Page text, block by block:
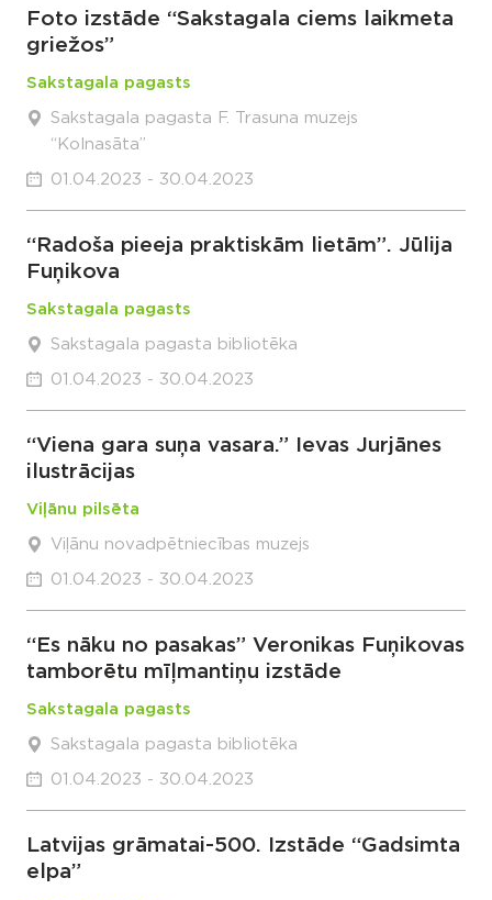
Foto izstāde “Sakstagala ciems laikmeta
griežos”
Sakstagala pagasts
Sakstagala pagasta F. Trasuna muzejs
“Kolnasāta”
01.04.2023 - 30.04.2023
“Radoša pieeja praktiskām lietām”. Jūlija
Fuņikova
Sakstagala pagasts
Sakstagala pagasta bibliotēka
01.04.2023 - 30.04.2023
“Viena gara suņa vasara.” Ievas Jurjānes
ilustrācijas
Viļānu pilsēta
Viļānu novadpētniecības muzejs
01.04.2023 - 30.04.2023
“Es nāku no pasakas” Veronikas Fuņikovas
tamborētu mīļmantiņu izstāde
Sakstagala pagasts
Sakstagala pagasta bibliotēka
01.04.2023 - 30.04.2023
Latvijas grāmatai-500. Izstāde “Gadsimta
elpa”